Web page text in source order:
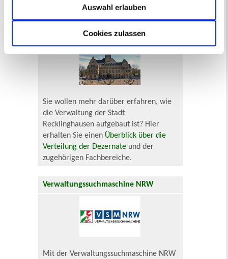
Cookies zulassen
Auswahl erlauben
Aufbau der Stadtverwaltung
Sie wollen mehr darüber erfahren, wie
die Verwaltung der Stadt
Recklinghausen aufgebaut ist? Hier
erhalten Sie einen Überblick über die
Verteilung der Dezernate und der
zugehörigen Fachbereiche.
Verwaltungssuchmaschine NRW
Mit der Verwaltungssuchmaschine NRW